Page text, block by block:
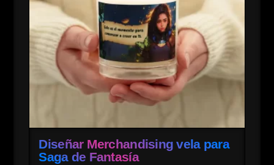
Diseñar Merchandising vela para
Saga de Fantasía